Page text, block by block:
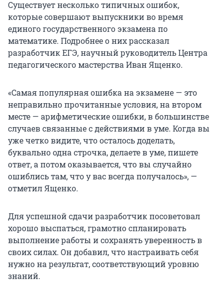
Существует несколько типичных ошибок,
которые совершают выпускники во время
единого государственного экзамена по
математике. Подробнее о них рассказал
разработчик ЕГЭ, научный руководитель Центра
педагогического мастерства Иван Ященко.
«Самая популярная ошибка на экзамене — это
неправильно прочитанные условия, на втором
месте — арифметические ошибки, в большинстве
случаев связанные с действиями в уме. Когда вы
уже четко видите, что осталось доделать,
буквально одна строчка, делаете в уме, пишете
ответ, а потом оказывается, что вы случайно
ошиблись там, что у вас всегда получалось», —
отметил Ященко.
Для успешной сдачи разработчик посоветовал
хорошо выспаться, грамотно спланировать
выполнение работы и сохранять уверенность в
своих силах. Он добавил, что настраивать себя
нужно на результат, соответствующий уровню
знаний.